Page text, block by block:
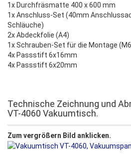
1x Durchfräsmatte 400 x 600 mm
1x Anschluss-Set (40mm
Schläuche)
2x Abdeckfolie (A4)
1x Schrauben-Set für die Montage
4x Passstift 6x16mm
4x Passstift 6x20mm
Technische Zeichnung und
VT-4060 Vakuumtisch.
Zum vergrößern Bild anklicken.